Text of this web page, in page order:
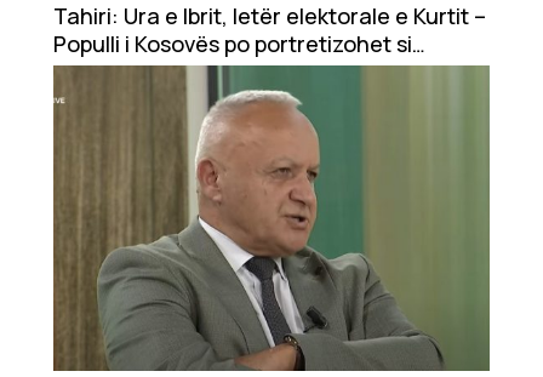
Tahiri: Ura e Ibrit, letër elektorale e Kurtit –
Populli i Kosovës po portretizohet si
agresor